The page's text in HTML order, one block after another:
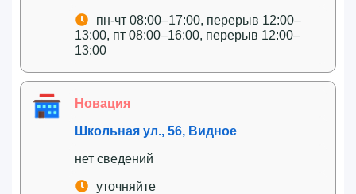
пн-чт 08:00–17:00, перерыв 12:00–
13:00, пт 08:00–16:00, перерыв 12:00–
13:00
Новация
Школьная ул., 56, Видное
нет сведений
уточняйте